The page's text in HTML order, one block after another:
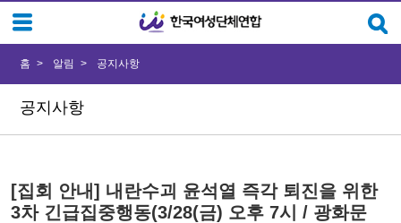
공지사항
홈 알림 공지사항
[집회 안내] 내란수괴 윤석열 즉각 퇴진을 위한
3차 긴급집중행동(3/28(금) 오후 7시 / 광화문